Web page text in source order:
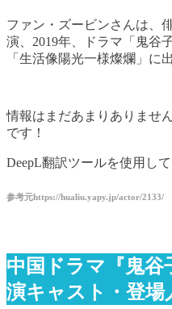
ファン・ズービンさんは、
演、2019年、ドラマ「鬼谷
「生活像陽光一様燦爛」に
情報はまだあまりありませ
です！
DeepL翻訳ツールを使用して
参考元https://hualiu.yapy.jp/actor/2133/
中国ドラマ『鬼谷
演キャスト・登場